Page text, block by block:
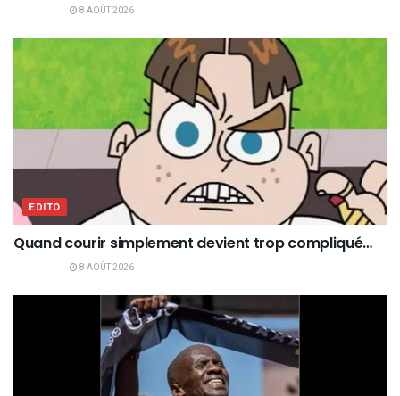
8 AOÛT 2026
EDITO
Quand courir simplement devient trop compliqué…
8 AOÛT 2026